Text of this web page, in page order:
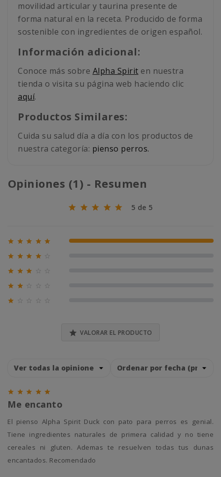
movilidad articular y taurina presente de
forma natural en la receta. Producido de forma
sostenible con ingredientes de origen español.
Información adicional:
Conoce más sobre Alpha Spirit en nuestra
tienda o visita su página web haciendo clic
aquí.
Productos Similares:
Cuida su salud día a día con los productos de
nuestra categoría: pienso perros.
Opiniones (1) - Resumen
5 de 5
     100% (1)
   
  
 

 VALORAR EL PRODUCTO
    
Me encanto
El pienso Alpha Spirit Duck con pato para perros es genial.
Tiene ingredientes naturales de primera calidad y no tiene
cereales ni gluten. Ademas te resuelven todas tus dunas
encantados. Recomendado